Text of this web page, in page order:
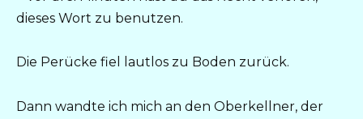
dieses Wort zu benutzen.
Die Perücke fiel lautlos zu Boden zurück.
Dann wandte ich mich an den Oberkellner, der